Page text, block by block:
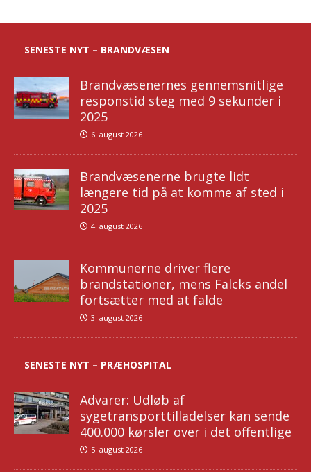
SENESTE NYT – BRANDVÆSEN
Brandvæsenernes gennemsnitlige
responstid steg med 9 sekunder i
2025
6. august 2026
Brandvæsenerne brugte lidt
længere tid på at komme af sted i
2025
4. august 2026
Kommunerne driver flere
brandstationer, mens Falcks andel
fortsætter med at falde
3. august 2026
SENESTE NYT – PRÆHOSPITAL
Advarer: Udløb af
sygetransporttilladelser kan sende
400.000 kørsler over i det offentlige
5. august 2026